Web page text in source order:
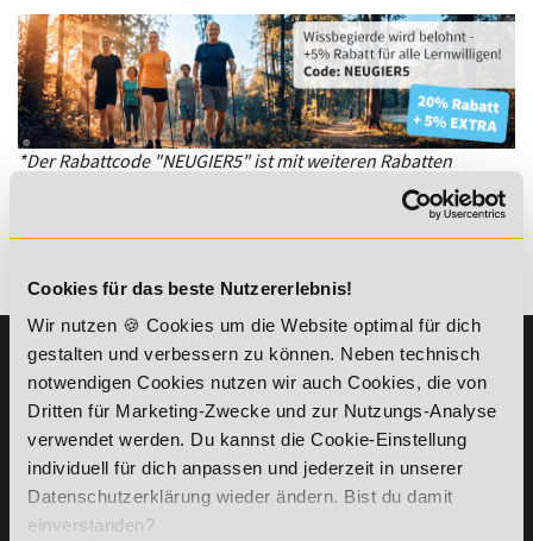
Cookies für das beste Nutzererlebnis!
Wir nutzen 🍪 Cookies um die Website optimal für dich
gestalten und verbessern zu können. Neben technisch
notwendigen Cookies nutzen wir auch Cookies, die von
Dritten für Marketing-Zwecke und zur Nutzungs-Analyse
verwendet werden. Du kannst die Cookie-Einstellung
individuell für dich anpassen und jederzeit in unserer
Datenschutzerklärung wieder ändern. Bist du damit
einverstanden?
*Der Rabattcode "NEUGIER5" ist mit weiteren Rabatten
KONTAKT
07191-22987-0
WhatsApp:
+49 (0) 7191 9513201
Academy of Sports GmbH
INFORMATIONEN
Die Academy
Lehr- und
PreisFAIRsprechen
Online Campus